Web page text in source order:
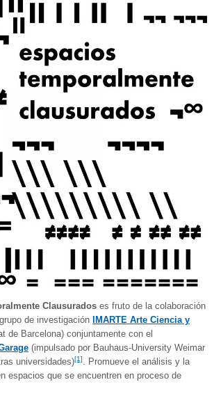
Clausurados es fruto de la colaboración
de investigación IMARTE Arte Ciencia y
de Barcelona) conjuntamente con el
(impulsado por Bauhaus-University Weimar
universidades)[1]
. Promueve el análisis y la
espacios que se encuentren en proceso de